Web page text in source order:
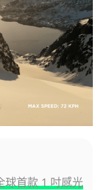
首款 1 吋感光